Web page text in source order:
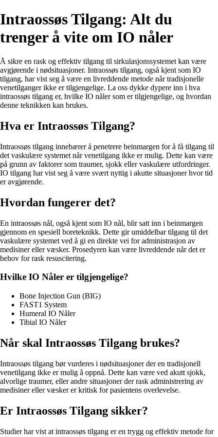
Intraossøs Tilgang: Alt du
trenger å vite om IO nåler
Å sikre en rask og effektiv tilgang til sirkulasjonssystemet kan være
avgjørende i nødsituasjoner. Intraossøs tilgang, også kjent som IO
tilgang, har vist seg å være en livreddende metode når tradisjonelle
venetilganger ikke er tilgjengelige. La oss dykke dypere inn i hva
intraossøs tilgang er, hvilke IO nåler som er tilgjengelige, og hvordan
denne teknikken kan brukes.
Hva er Intraossøs Tilgang?
Intraossøs tilgang innebærer å penetrere beinmargen for å få tilgang til
det vaskulære systemet når venetilgang ikke er mulig. Dette kan være
på grunn av faktorer som traumer, sjokk eller vaskulære utfordringer.
IO tilgang har vist seg å være svært nyttig i akutte situasjoner hvor tid
er avgjørende.
Hvordan fungerer det?
En intraossøs nål, også kjent som IO nål, blir satt inn i beinmargen
gjennom en spesiell boreteknikk. Dette gir umiddelbar tilgang til det
vaskulære systemet ved å gi en direkte vei for administrasjon av
medisiner eller væsker. Prosedyren kan være livreddende når det er
behov for rask resuscitering.
Hvilke IO Nåler er tilgjengelige?
Bone Injection Gun (BIG)
FAST1 System
Humeral IO Nåler
Tibial IO Nåler
Når skal Intraossøs Tilgang brukes?
Intraossøs tilgang bør vurderes i nødsituasjoner der en tradisjonell
venetilgang ikke er mulig å oppnå. Dette kan være ved akutt sjokk,
alvorlige traumer, eller andre situasjoner der rask administrering av
medisiner eller væsker er kritisk for pasientens overlevelse.
Er Intraossøs Tilgang sikker?
Studier har vist at intraossøs tilgang er en trygg og effektiv metode for